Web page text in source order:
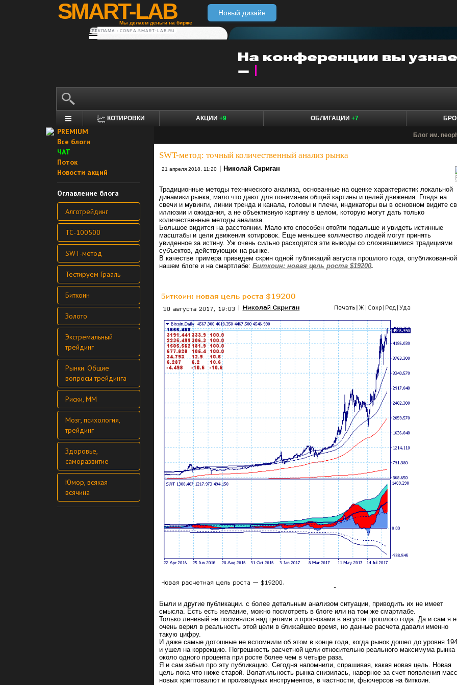
SMART-LAB
Мы делаем деньги на бирже
Новый дизайн
РЕКЛАМА • CONFA.SMART-LAB.RU
КОТИРОВКИ АКЦИИ +9 ОБЛИГАЦИИ +7
PREMIUM
Все блоги
ЧАТ
Поток
Новости акций
Оглавление блога
Алготрейдинг
ТС-100500
SWT-метод
Тестируем Грааль
Биткоин
Золото
Экстремальный
трейдинг
Рынки. Общие
вопросы трейдинга
Риски, ММ
Мозг, психология,
трейдинг
Здоровье,
саморазвитие
Юмор, всякая
всячина
Блог им.
SWT-метод: точный количественный анализ рынка
21 апреля 2018, 11:20 Николай Скриган
Традиционные методы технического анализа, основанные на оценке характеристик локальной
динамики рынка, мало что дают для понимания общей картины и целей движения. Глядя на
свечи и мувинги, линии тренда и канала, головы и плечи, индикаторы вы в основном видите
иллюзии и ожидания, а не объективную картину в целом, которую могут дать только
количественные методы анализа.
Большое видится на расстоянии. Мало кто способен отойти подальше и увидеть истинные
масштабы и цели движения котировок. Еще меньшее количество людей могут принять
увиденное за истину. Уж очень сильно расходятся эти выводы со сложившимися традициями
субъектов, действующих на рынке.
В качестве примера приведем скрин одной публикаций августа прошлого года,
нашем блоге и на смартлабе: Биткоин: новая цель роста $19200.
Были и другие публикации. с более детальным анализом ситуации, приводить их не имеет
смысла. Есть есть желание, можно посмотреть в блоге или на том же смартлабе.
Только ленивый не посмеялся над целями и прогнозами в августе прошлого года. Да и сам я
очень верил в реальность этой цели в ближайшее время, но данные расчета давали именно
такую цифру.
И даже самые дотошные не вспомнили об этом в конце года, когда рынок дошел до уровня
и ушел на коррекцию. Погрешность расчетной цели относительно реального максимума рынка
около одного процента при росте более чем в четыре раза.
Я и сам забыл про эту публикацию. Сегодня напомнили, спрашивая, какая новая цель. Новая
цель пока что ниже старой. Волатильность рынка снизилась, наверное за счет появления
новых криптовалют и производных инструментов, в частности, фьючерсов на биткоин.